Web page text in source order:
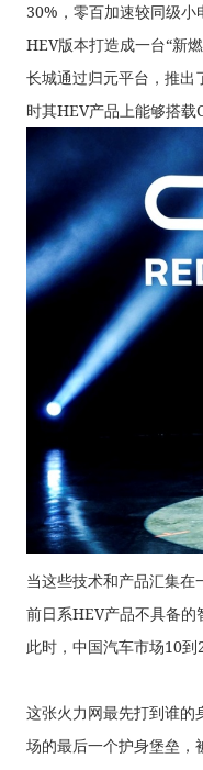
30%，零百加速较同级
HEV版本打造成一台“新燃
长城通过归元平台，推
时其HEV产品上能够搭
当这些技术和产品汇集
前日系HEV产品不具备
此时，中国汽车市场10
这张火力网最先打到谁的
场的最后一个护身堡垒，